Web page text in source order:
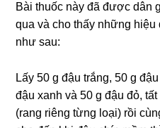
Bài thuốc này đã được dân
qua và cho thấy những hiệu
như sau:
Lấy 50 g đậu trắng, 50 g
đậu xanh và 50 g đậu đỏ,
(rang riêng từng loại) rồi